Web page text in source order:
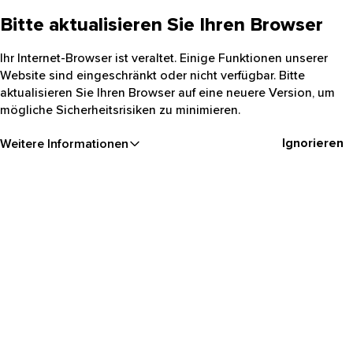
Bitte aktualisieren Sie Ihren Browser
Ihr Internet-Browser ist veraltet. Einige Funktionen unserer
Website sind eingeschränkt oder nicht verfügbar. Bitte
aktualisieren Sie Ihren Browser auf eine neuere Version, um
mögliche Sicherheitsrisiken zu minimieren.
Weitere Informationen Ignorieren